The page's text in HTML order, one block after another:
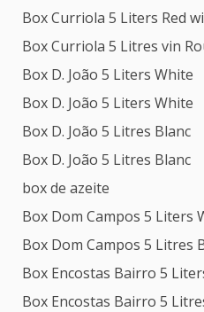
Box Curriola 5 Liters Red
Box Curriola 5 Litres vin
Box D. João 5 Liters White
Box D. João 5 Liters White
Box D. João 5 Litres Blanc
Box D. João 5 Litres Blanc
box de azeite
Box Dom Campos 5 Liters
Box Dom Campos 5 Litres
Box Encostas Bairro 5
Box Encostas Bairro 5